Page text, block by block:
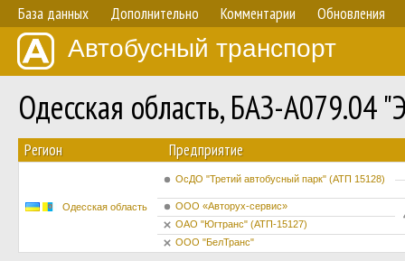
База данных Дополнительно Комментарии Обновления
Автобусный транспорт
Одесская область, БАЗ-А079.04
Регион Предприятие
Одесская область
ОсДО "Третий автобусный парк" (АТП 15128)
ООО «Авторух-сервис»
ОАО "Югтранс" (АТП-15127)
ООО "БелТранс"